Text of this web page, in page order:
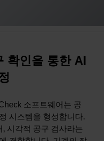
확인을 통한 AI
소프트웨어는 공
시스템을 형성합니다.
시각적 공구 검사라는